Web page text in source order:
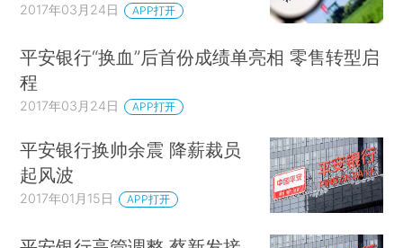
2017年03月24日 APP打开
平安银行“换血”后首份成绩单亮相 零售转型启
程
2017年03月24日 APP打开
平安银行换帅余震 降薪裁员
起风波
2017年01月15日 APP打开